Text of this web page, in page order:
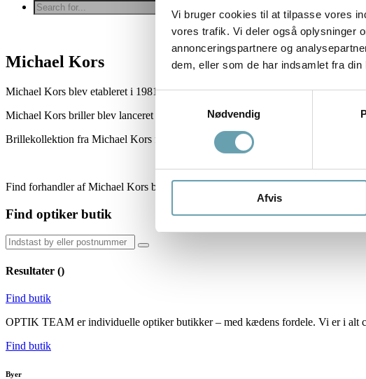
Vi bruger cookies til at tilpasse vores
vores trafik. Vi deler også oplysninger
annonceringspartnere og
dem, eller som de har indsamlet fra din
Samtykkevalg
Nødvendig
Afvis
Michael Kors
Michael Kors blev etableret i 1981 og er et autentisk moderne modemærke.
Michael Kors briller blev lanceret af Luxottica i 2015, og tilbyder en glamourøs
Brillekollektion fra Michael Kors fanger den glamourøse og ubesværede
Find forhandler af Michael Kors briller og brillestel via kortet herunder.
Find optiker butik
Resultater ()
Find butik
OPTIK TEAM er individuelle optiker butikker – med kædens fordele. Vi er i alt
Find butik
Byer